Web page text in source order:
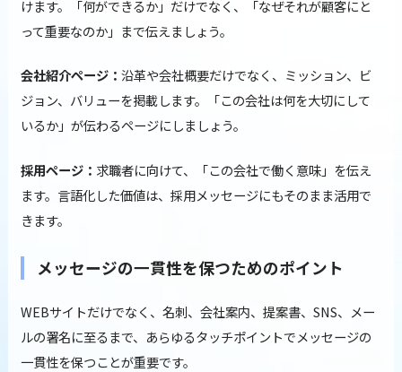
けます。「何ができるか」だけでなく、「なぜそれが顧客にと
って重要なのか」まで伝えましょう。
会社紹介ページ：沿革や会社概要だけでなく、ミッション、ビ
ジョン、バリューを掲載します。「この会社は何を大切にして
いるか」が伝わるページにしましょう。
採用ページ： 求職者に向けて、「この会社で働く意味」を伝え
ます。言語化した価値は、採用メッセージにもそのまま活用で
きます。
メッセージの一貫性を保つためのポイント
WEBサイトだけでなく、名刺、会社案内、提案書、SNS、メー
ルの署名に至るまで、あらゆるタッチポイントでメッセージの
一貫性を保つことが重要です。